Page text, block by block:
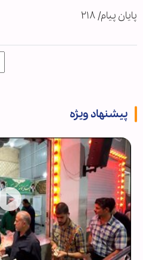
پایان پیام/ ۲۱۸
پیشنهاد ویژه